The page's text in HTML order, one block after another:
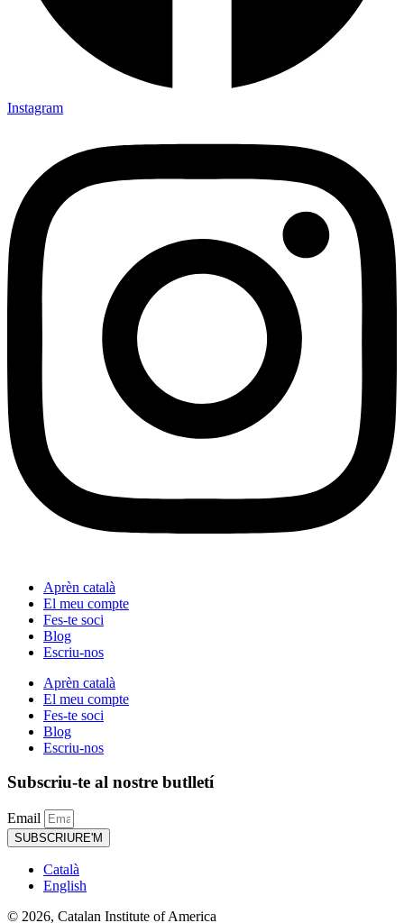
Instagram
Aprèn català
El meu compte
Fes-te soci
Blog
Escriu-nos
Aprèn català
El meu compte
Fes-te soci
Blog
Escriu-nos
Subscriu-te al nostre butlletí
Email
SUBSCRIURE'M
Català
English
© 2026, Catalan Institute of America